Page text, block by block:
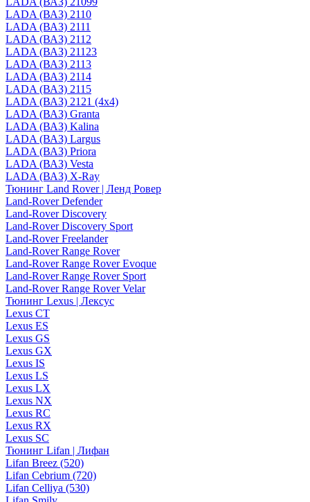
LADA (ВАЗ) 2110
LADA (ВАЗ) 2111
LADA (ВАЗ) 2112
LADA (ВАЗ) 21123
LADA (ВАЗ) 2113
LADA (ВАЗ) 2114
LADA (ВАЗ) 2115
LADA (ВАЗ) 2121 (4x4)
LADA (ВАЗ) Granta
LADA (ВАЗ) Kalina
LADA (ВАЗ) Largus
LADA (ВАЗ) Priora
LADA (ВАЗ) Vesta
LADA (ВАЗ) X-Ray
Тюнинг Land Rover | Ленд Ровер
Land-Rover Defender
Land-Rover Discovery
Land-Rover Discovery Sport
Land-Rover Freelander
Land-Rover Range Rover
Land-Rover Range Rover Evoque
Land-Rover Range Rover Sport
Land-Rover Range Rover Velar
Тюнинг Lexus | Лексус
Lexus CT
Lexus ES
Lexus GS
Lexus GX
Lexus IS
Lexus LS
Lexus LX
Lexus NX
Lexus RC
Lexus RX
Lexus SC
Тюнинг Lifan | Лифан
Lifan Breez (520)
Lifan Cebrium (720)
Lifan Celliya (530)